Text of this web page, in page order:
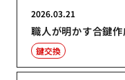
職人が明かす合鍵
2026.03.21
鍵交換